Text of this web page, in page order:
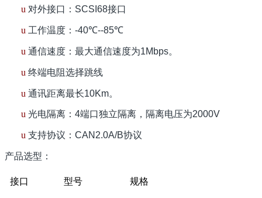
u 对外接口： SCSI68接口
u 工作温度： -40℃--85℃
u 通信速度：最大通信速度为1Mbps。
u 终端电阻选择跳线
u 通讯距离最长10Km。
u 光电隔离： 4端口独立隔离，隔离电压为2000V
u 支持协议： CAN2.0A/B协议
产品选型：
接口 型号 规格